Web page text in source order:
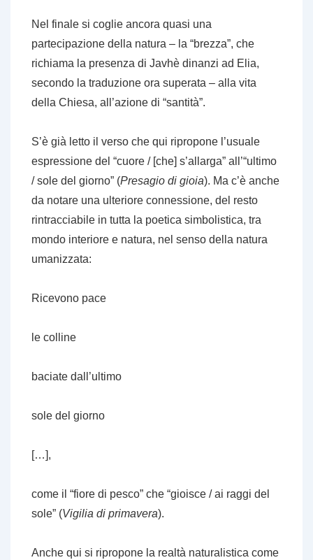
Nel finale si coglie ancora quasi una
partecipazione della natura – la “brezza”, che
richiama la presenza di Javhè dinanzi ad Elia,
secondo la traduzione ora superata – alla vita
della Chiesa, all’azione di “santità”.
S’è già letto il verso che qui ripropone l’usuale
espressione del “cuore / [che] s’allarga” all’“ultimo
/ sole del giorno” (Presagio di gioia). Ma c’è anche
da notare una ulteriore connessione, del resto
rintracciabile in tutta la poetica simbolistica, tra
mondo interiore e natura, nel senso della natura
umanizzata:
Ricevono pace
le colline
baciate dall’ultimo
sole del giorno
[…],
come il “fiore di pesco” che “gioisce / ai raggi del
sole” (Vigilia di primavera).
Anche qui si ripropone la realtà naturalistica come